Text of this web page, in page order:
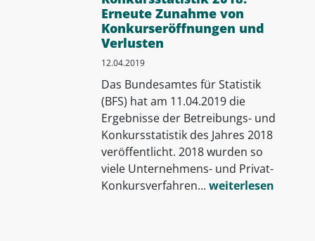
Erneute Zunahme von
Konkurseröffnungen und
Verlusten
12.04.2019
Das Bundesamtes für Statistik
(BFS) hat am 11.04.2019 die
Ergebnisse der Betreibungs- und
Konkursstatistik des Jahres 2018
veröffentlicht. 2018 wurden so
viele Unternehmens- und Privat-
Konkursverfahren... weiterlesen